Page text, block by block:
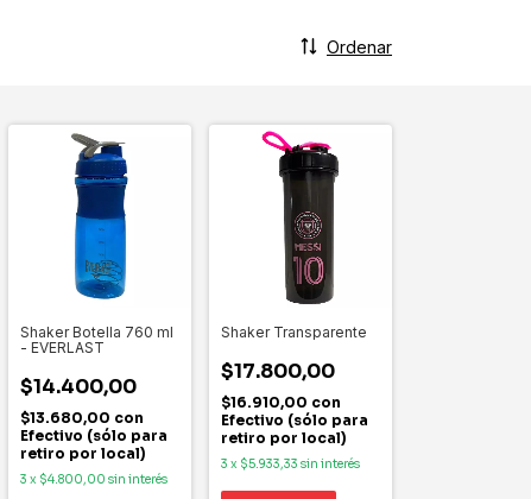
Ordenar
Shaker Botella 760 ml
- EVERLAST
$14.400,00
$13.680,00 con
Efectivo (sólo para
retiro por local)
3 x $4.800,00 sin interés
Shaker Transparente
$17.800,00
$16.910,00 con
Efectivo (sólo para
retiro por local)
3 x $5.933,33 sin interés